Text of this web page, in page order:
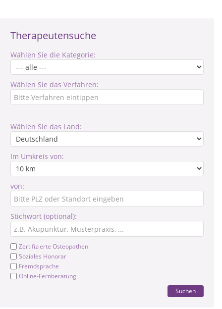
Therapeutensuche
Wählen Sie die Kategorie:
Wählen Sie das Verfahren:
Wählen Sie das Land:
Im Umkreis von:
von:
Stichwort (optional):
Zertifizierte Osteopathen
Soziales Honorar
Fremdsprache
Online-Fernberatung
Suchen